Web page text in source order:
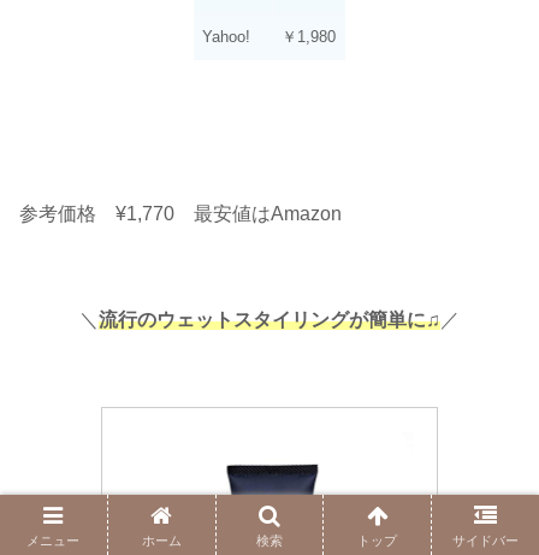
Yahoo! ￥1,980
参考価格 ¥1,770 最安値はAmazon
＼ 流行のウェットスタイリングが簡単に♫ ／
メニュー ホーム 検索 トップ サイドバー